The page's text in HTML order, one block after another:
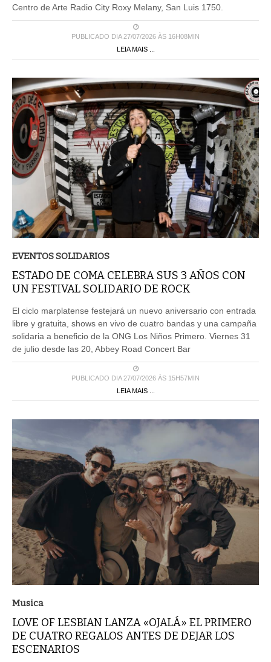
Centro de Arte Radio City Roxy Melany, San Luis 1750.
PUBLICADO DIA 27/07/2026 ÀS 16H08MIN
LEIA MAIS ...
EVENTOS SOLIDARIOS
ESTADO DE COMA CELEBRA SUS 3 AÑOS CON
UN FESTIVAL SOLIDARIO DE ROCK
El ciclo marplatense festejará un nuevo aniversario con entrada
libre y gratuita, shows en vivo de cuatro bandas y una campaña
solidaria a beneficio de la ONG Los Niños Primero. Viernes 31
de julio desde las 20, Abbey Road Concert Bar
PUBLICADO DIA 27/07/2026 ÀS 15H57MIN
LEIA MAIS ...
Musica
LOVE OF LESBIAN LANZA «OJALÁ» EL PRIMERO
DE CUATRO REGALOS ANTES DE DEJAR LOS
ESCENARIOS